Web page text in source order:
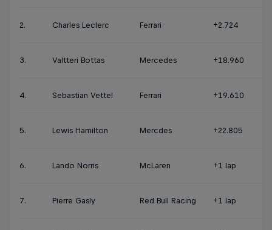
2. Charles Leclerc Ferrari +2.724
3. Valtteri Bottas Mercedes +18.960
4. Sebastian Vettel Ferrari +19.610
5. Lewis Hamilton Mercdes +22.805
6. Lando Norris McLaren +1 lap
7. Pierre Gasly Red Bull Racing +1 lap